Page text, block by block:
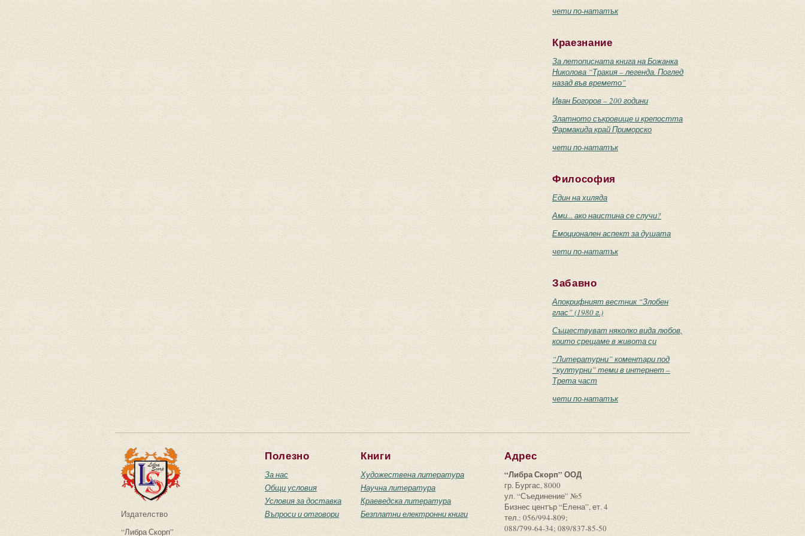
чети по-нататък
Краезнание
За летописната книга на Божанка
Николова “Тракия – легенда. Поглед
назад във времето”
Иван Богоров – 200 години
Златното съкровище и крепостта
Фармакида край Приморско
чети по-нататък
Философия
Един на хиляда
Ами... ако наистина се случи?
Емоционален аспект за душата
чети по-нататък
Забавно
Апокрифният вестник “Злобен
глас” (1980 г.)
Съществуват няколко вида любов,
които срещаме в живота си
“Литературни” коментари под
“културни” теми в интернет –
Трета част
чети по-нататък
Издателство
“Либра Скорп”
Полезно
За нас
Общи условия
Условия за доставка
Въпроси и отговори
Книги
Художествена литература
Научна литература
Краеведска литература
Безплатни електронни книги
Адрес
“Либра Скорп” ООД
гр. Бургас, 8000
ул. “Съединение” №5
Бизнес център “Елена”, ет. 4
тел.: 056/994-809;
088/799-64-34; 089/837-85-50